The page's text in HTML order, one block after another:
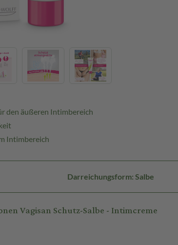
den äußeren Intimbereich
Intimbereich
Darreichungsform: Salbe
Vagisan Schutz-Salbe - Intimcreme